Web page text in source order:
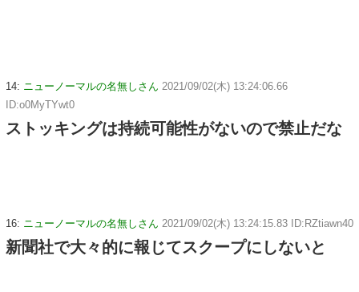
14: ニューノーマルの名無しさん 2021/09/02(木) 13:24:06.66
ID:o0MyTYwt0
ストッキングは持続可能性がないので禁止だな
16: ニューノーマルの名無しさん 2021/09/02(木) 13:24:15.83 ID:RZtiawn40
新聞社で大々的に報じてスクープにしないと